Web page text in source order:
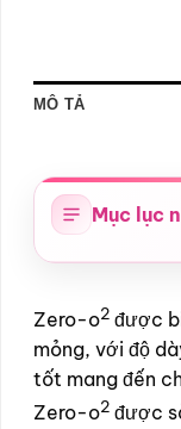
MÔ TẢ
Mục lục
Zero-o2 được
mỏng, với độ
tốt mang đến
Zero-o2 được